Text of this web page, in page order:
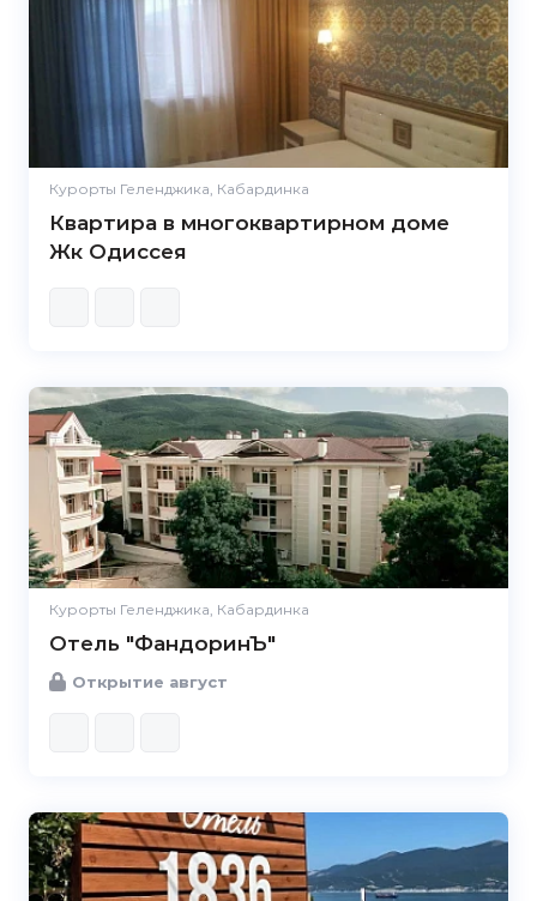
Курорты Геленджика, Кабардинка
Квартира в многоквартирном доме
Жк Одиссея
Курорты Геленджика, Кабардинка
Отель "ФандоринЪ"
Открытие август